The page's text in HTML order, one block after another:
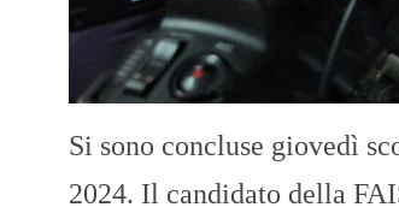
Si sono concluse giovedì
2024. Il candidato della